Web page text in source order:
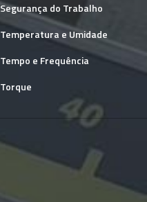
Segurança do Trabalho
Temperatura e Umidade
Tempo e Frequência
Torque